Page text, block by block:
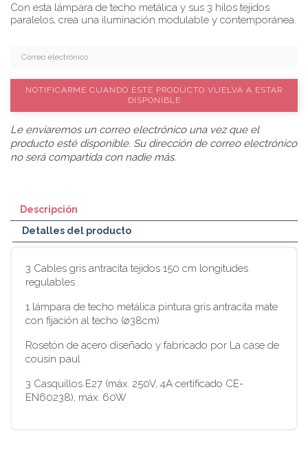
Con esta lámpara de techo metálica y sus 3 hilos tejidos
paralelos, crea una iluminación modulable y contemporánea.
NOTIFICARME CUANDO ESTE PRODUCTO VUELVA A ESTAR
DISPONIBLE
Le enviaremos un correo electrónico una vez que el
producto esté disponible. Su dirección de correo electrónico
no será compartida con nadie más.
Descripción
Detalles del producto
3 Cables gris antracita tejidos 150 cm longitudes
regulables
1 lámpara de techo metálica pintura gris antracita mate
con fijación al techo (ø38cm)
Rosetón de acero diseñado y fabricado por La case de
cousin paul
3 Casquillos E27 (máx. 250V, 4A certificado CE-
EN60238), máx. 60W